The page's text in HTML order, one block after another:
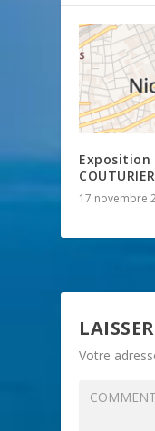
Exposition
COUTURIER
17 novembre
Votre